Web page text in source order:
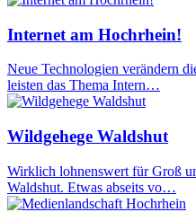
Internet am Hochrhein!
Neue Technologien verändern
leisten das Thema Intern…
Wildgehege Waldshut
Wirklich lohnenswert für Groß
Waldshut. Etwas abseits vo…